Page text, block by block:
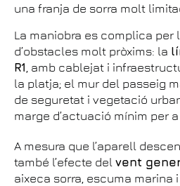
una franja de sorra molt
La maniobra es complica per
d’obstacles molt pròxims: la
R1 , amb cablejat i
la platja; el mur del passeig
de seguretat i vegetació
marge d’actuació mínim per a
A mesura que l’aparell
també l’efecte del vent
aixeca sorra, escuma marina